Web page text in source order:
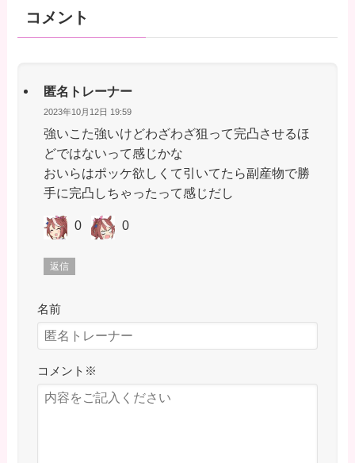
コメント
匿名トレーナー
2023年10月12日 19:59
強いこた強いけどわざわざ狙って完凸させるほ
どではないって感じかな
おいらはポッケ欲しくて引いてたら副産物で勝
手に完凸しちゃったって感じだし
0 0
返信
名前
コメント ※